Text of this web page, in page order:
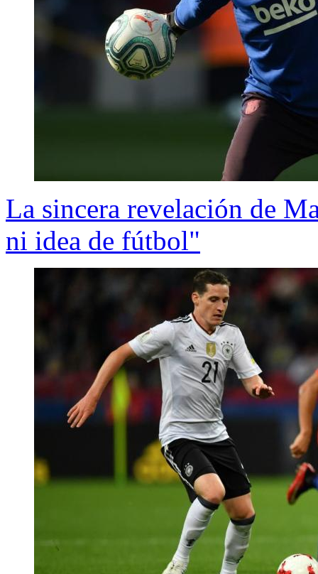
La sincera revelación de
ni idea de fútbol"